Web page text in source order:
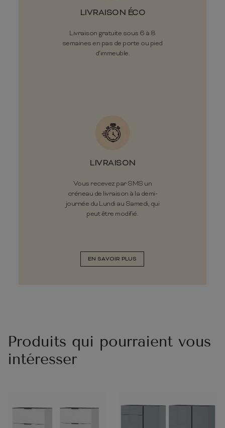
LIVRAISON ÉCO
Livraison gratuite sous 6 à 8
semaines en pas de porte ou pied
d'immeuble.
LIVRAISON
Vous recevez par SMS un
créneau de livraison à la demi-
journée du Lundi au Samedi, qui
peut être modifié.
EN SAVOIR PLUS
Produits qui pourraient vous
intéresser